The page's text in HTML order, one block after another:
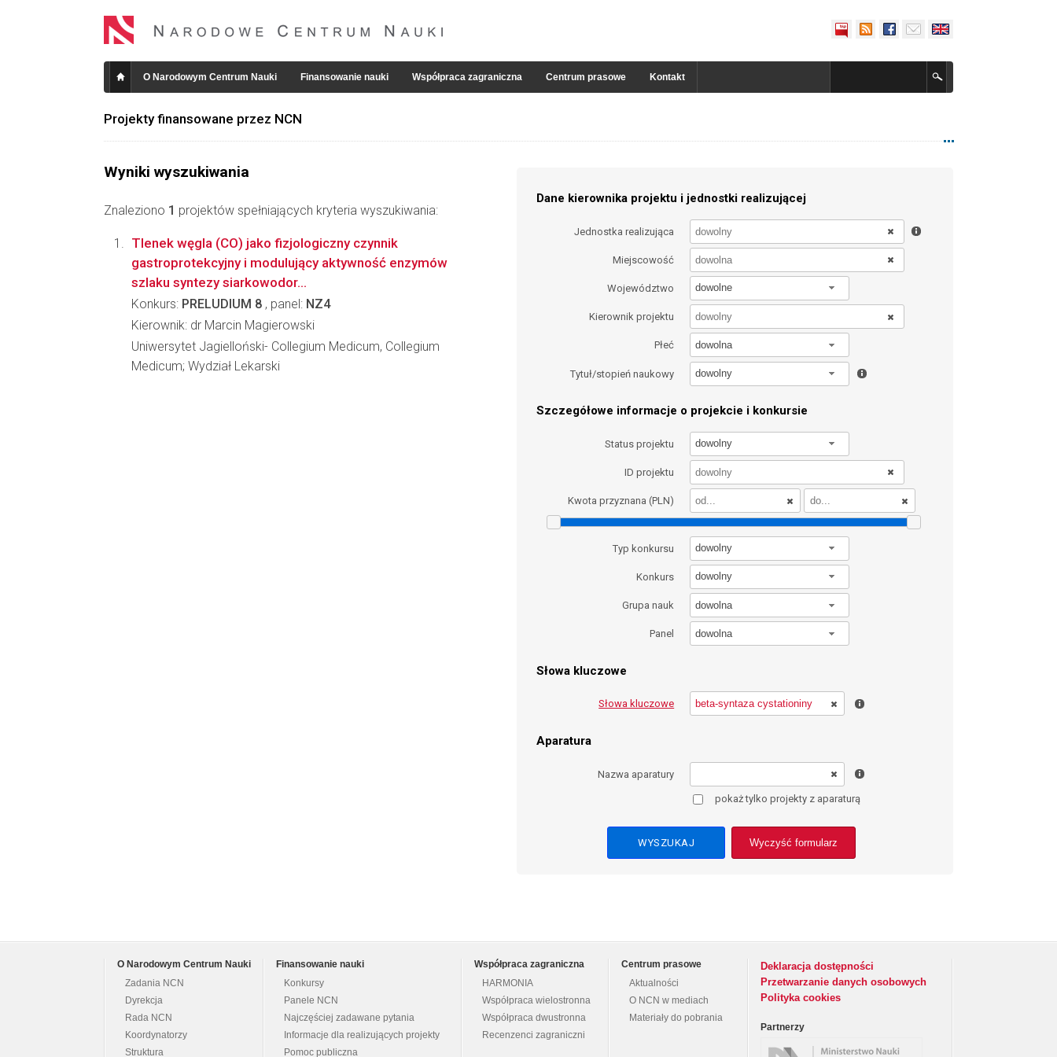
O Narodowym Centrum Nauki Finansowanie nauki Współpraca zagraniczna Centrum prasowe Kontakt
Projekty finansowane przez NCN
Wyniki wyszukiwania
Znaleziono 1 projektów spełniających kryteria wyszukiwania:
Dane kierownika projektu i jednostki realizującej
Jednostka realizująca
Miejscowość
Województwo dowolne
Kierownik projektu
Płeć dowolna
Tytuł/stopień naukowy dowolny
Szczegółowe informacje o projekcie i konkursie
Status projektu dowolny
ID projektu
Kwota przyznana (PLN)
Typ konkursu dowolny
Konkurs dowolny
Grupa nauk dowolna
Panel dowolna
Słowa kluczowe
Słowa kluczowe
Aparatura
Nazwa aparatury
pokaż tylko projekty z aparaturą
Wyczyść formularz
Tlenek węgla (CO) jako fizjologiczny czynnik
gastroprotekcyjny i modulujący aktywność enzymów
szlaku syntezy siarkowodor...
Konkurs: PRELUDIUM 8 , panel: NZ4
Kierownik: dr Marcin Magierowski
Uniwersytet Jagielloński- Collegium Medicum, Collegium
Medicum; Wydział Lekarski
O Narodowym Centrum Nauki
Zadania NCN
Dyrekcja
Rada NCN
Koordynatorzy
Struktura
Finansowanie nauki
Konkursy
Panele NCN
Najczęściej zadawane pytania
Informacje dla realizujących projekty
Pomoc publiczna
Współpraca zagraniczna
HARMONIA
Współpraca wielostronna
Współpraca dwustronna
Recenzenci zagraniczni
Centrum prasowe
Aktualności
O NCN w mediach
Materiały do pobrania
Deklaracja dostępności
Przetwarzanie danych osobowych
Polityka cookies
Partnerzy